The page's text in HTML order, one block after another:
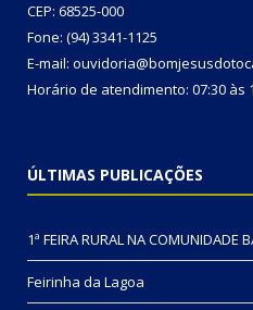
CEP: 68525-000
Fone: (94) 3341-1125
E-mail:
Horário de atendimento: 07:30 às
ÚLTIMAS PUBLICAÇÕES
1ª FEIRA RURAL NA COMUNIDADE
Feirinha da Lagoa